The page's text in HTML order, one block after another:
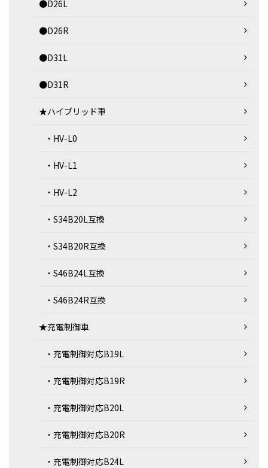
●D26L
●D26R
●D31L
●D31R
★ハイブリッド車
・HV-L0
・HV-L1
・HV-L2
・S34B20L互換
・S34B20R互換
・S46B24L互換
・S46B24R互換
★充電制御車
・充電制御対応B19L
・充電制御対応B19R
・充電制御対応B20L
・充電制御対応B20R
・充電制御対応B24L